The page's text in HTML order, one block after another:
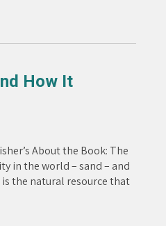
How It
About the Book: The
in the world – sand – and
the natural resource that